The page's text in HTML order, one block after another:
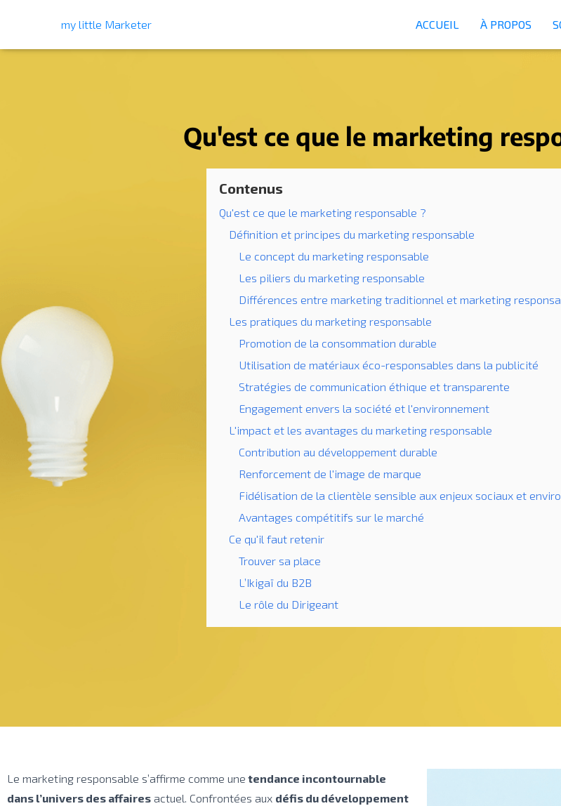
my little Marketer ACCUEIL À PROPOS
Qu'est ce que le marketing
Contenus
Qu'est ce que le marketing responsable ?
Définition et principes du marketing responsable
Le concept du marketing responsable
Les piliers du marketing responsable
Différences entre marketing traditionnel et marketing
Les pratiques du marketing responsable
Promotion de la consommation durable
Utilisation de matériaux éco-responsables dans la publicité
Stratégies de communication éthique et transparente
Engagement envers la société et l'environnement
L'impact et les avantages du marketing responsable
Contribution au développement durable
Renforcement de l'image de marque
Fidélisation de la clientèle sensible aux enjeux sociaux et
Avantages compétitifs sur le marché
Ce qu'il faut retenir
Trouver sa place
L’Ikigaï du B2B
Le rôle du Dirigeant
Le marketing responsable s’affirme comme une tendance incontournable
dans l’univers des affaires actuel. Confrontées aux défis du développement